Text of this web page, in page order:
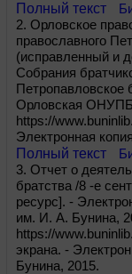
Полный текст
2. Орловское
православного
(исправленный и
Собрания
Орловская ОНУПБ
https://
Электронная
Полный текст
3. Отчет о
братства /8 -е
ресурс]. -
им. И. А. Бунина,
https://
экрана. -
Бунина, 2015.